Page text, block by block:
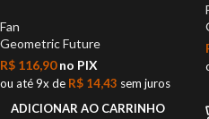
Fan
Geometric Future
R$ 116,90no PIX
ou até 9x de R$ 14,43 sem juros
ADICIONAR AO CARRINHO